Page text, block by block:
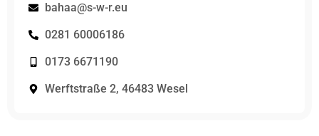
bahaa@s-w-r.eu
0281 60006186
0173 6671190
Werftstraße 2, 46483 Wesel